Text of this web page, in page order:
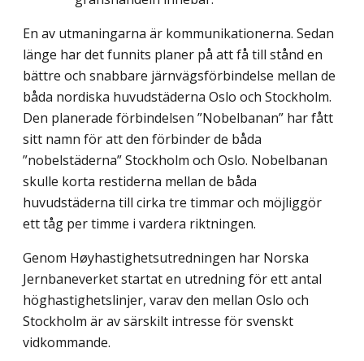
En av utmaningarna är kommunikationerna. Sedan
länge har det funnits planer på att få till stånd en
bättre och snabbare järnvägsförbindelse mellan de
båda nordiska huvudstäderna Oslo och Stockholm.
Den planerade förbindelsen ”Nobelbanan” har fått
sitt namn för att den förbinder de båda
”nobelstäderna” Stockholm och Oslo. Nobelbanan
skulle korta restiderna mellan de båda
huvudstäderna till cirka tre timmar och möjliggör
ett tåg per timme i vardera riktningen.
Genom Høyhastighetsutredningen har Norska
Jernbaneverket startat en utredning för ett antal
höghastighetslinjer, varav den mellan Oslo och
Stockholm är av särskilt intresse för svenskt
vidkommande.